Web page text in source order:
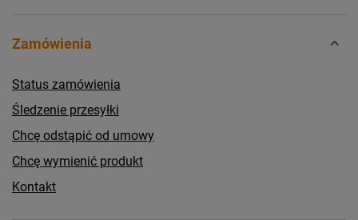
Zamówienia
Status zamówienia
Śledzenie przesyłki
Chcę odstąpić od umowy
Chcę wymienić produkt
Kontakt